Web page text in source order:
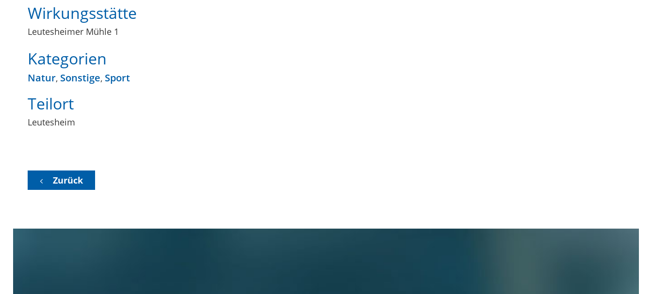
Wirkungsstätte
Leutesheimer Mühle 1
Kategorien
Natur, Sonstige, Sport
Teilort
Leutesheim
Zurück